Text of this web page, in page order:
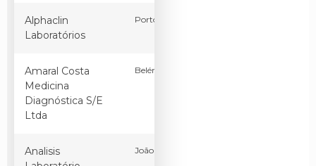
Alphaclin
Laboratórios
Porto Velho
Amaral Costa
Medicina
Diagnóstica S/E
Ltda
Belém
Analisis
João Pessoa